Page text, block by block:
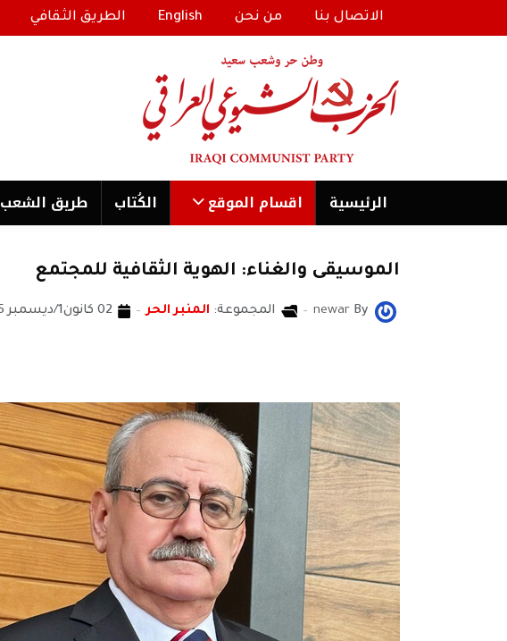
الاتصال بنا من نحن English الطريق الثقافي
الرئیسية اقسام الموقع الكُتاب طریق الشعب
الموسيقى والغناء: الهوية الثقافية للمجتمع
By
newar المجموعة: المنبر الحر 02 كانون1/ديسمبر 2025